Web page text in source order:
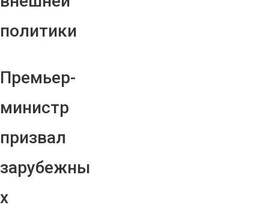
политики
Премьер-
министр
призвал
зарубежны
х